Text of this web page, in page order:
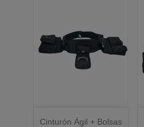
Cinturón Ágil + Bolsas